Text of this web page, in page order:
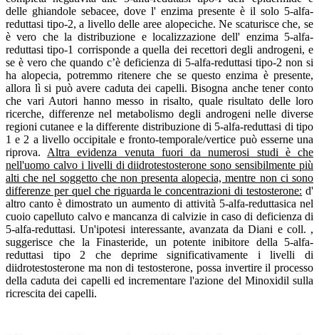
delle ghiandole sebacee, dove l' enzima presente è il solo 5-alfa-
reduttasi tipo-2, a livello delle aree alopeciche. Ne scaturisce che, se
è vero che la distribuzione e localizzazione dell' enzima 5-alfa-
reduttasi tipo-1 corrisponde a quella dei recettori degli androgeni, e
se è vero che quando c’è deficienza di 5-alfa-reduttasi tipo-2 non si
ha alopecia, potremmo ritenere che se questo enzima è presente,
allora lì si può avere caduta dei capelli. Bisogna anche tener conto
che vari Autori hanno messo in risalto, quale risultato delle loro
ricerche, differenze nel metabolismo degli androgeni nelle diverse
regioni cutanee e la differente distribuzione di 5-alfa-reduttasi di tipo
1 e 2 a livello occipitale e fronto-temporale/vertice può esserne una
riprova. Altra evidenza venuta fuori da numerosi studi è che
nell'uomo calvo i livelli di diidrotestosterone sono sensibilmente più
alti che nel soggetto che non presenta alopecia, mentre non ci sono
differenze per quel che riguarda le concentrazioni di testosterone: d'
altro canto è dimostrato un aumento di attività 5-alfa-reduttasica nel
cuoio capelluto calvo e mancanza di calvizie in caso di deficienza di
5-alfa-reduttasi. Un'ipotesi interessante, avanzata da Diani e coll. ,
suggerisce che la Finasteride, un potente inibitore della 5-alfa-
reduttasi tipo 2 che deprime significativamente i livelli di
diidrotestosterone ma non di testosterone, possa invertire il processo
della caduta dei capelli ed incrementare l'azione del Minoxidil sulla
ricrescita dei capelli.